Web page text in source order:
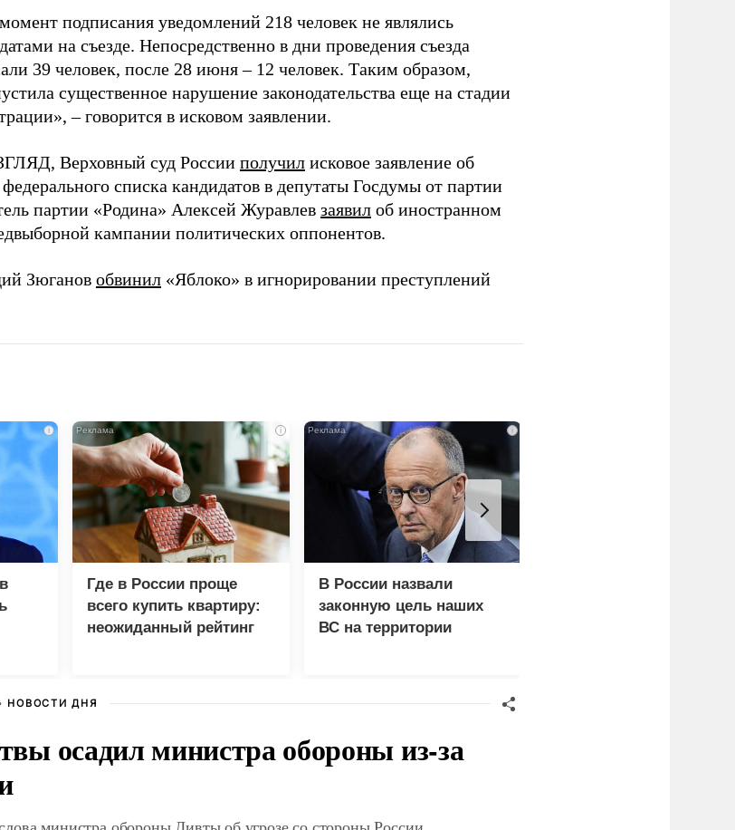
подписания уведомлений 218 человек не являлись
на съезде. Непосредственно в дни проведения съезда
39 человек, после 28 июня – 12 человек. Таким образом,
существенное нарушение законодательства еще на стадии
– говорится в исковом заявлении.
Верховный суд России получил исковое заявление об
списка кандидатов в депутаты Госдумы от партии
партии «Родина» Алексей Журавлев заявил об иностранном
кампании политических оппонентов.
Зюганов обвинил «Яблоко» в игнорировании преступлений
i i
Где в России проще
всего купить квартиру:
неожиданный рейтинг
i
В России назвали
законную цель наших
ВС на территории
НОВОСТИ ДНЯ
осадил министра обороны из-за